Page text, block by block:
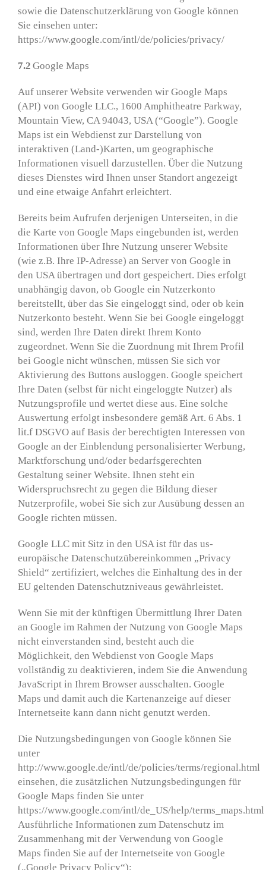
sowie die Datenschutzerklärung von Google können
Sie einsehen unter:
https://www.google.com/intl/de/policies/privacy/
7.2 Google Maps
Auf unserer Website verwenden wir Google Maps
(API) von Google LLC., 1600 Amphitheatre Parkway,
Mountain View, CA 94043, USA (“Google”). Google
Maps ist ein Webdienst zur Darstellung von
interaktiven (Land-)Karten, um geographische
Informationen visuell darzustellen. Über die Nutzung
dieses Dienstes wird Ihnen unser Standort angezeigt
und eine etwaige Anfahrt erleichtert.
Bereits beim Aufrufen derjenigen Unterseiten, in die
die Karte von Google Maps eingebunden ist, werden
Informationen über Ihre Nutzung unserer Website
(wie z.B. Ihre IP-Adresse) an Server von Google in
den USA übertragen und dort gespeichert. Dies erfolgt
unabhängig davon, ob Google ein Nutzerkonto
bereitstellt, über das Sie eingeloggt sind, oder ob kein
Nutzerkonto besteht. Wenn Sie bei Google eingeloggt
sind, werden Ihre Daten direkt Ihrem Konto
zugeordnet. Wenn Sie die Zuordnung mit Ihrem Profil
bei Google nicht wünschen, müssen Sie sich vor
Aktivierung des Buttons ausloggen. Google speichert
Ihre Daten (selbst für nicht eingeloggte Nutzer) als
Nutzungsprofile und wertet diese aus. Eine solche
Auswertung erfolgt insbesondere gemäß Art. 6 Abs. 1
lit.f DSGVO auf Basis der berechtigten Interessen von
Google an der Einblendung personalisierter Werbung,
Marktforschung und/oder bedarfsgerechten
Gestaltung seiner Website. Ihnen steht ein
Widerspruchsrecht zu gegen die Bildung dieser
Nutzerprofile, wobei Sie sich zur Ausübung dessen an
Google richten müssen.
Google LLC mit Sitz in den USA ist für das us-
europäische Datenschutzübereinkommen „Privacy
Shield“ zertifiziert, welches die Einhaltung des in der
EU geltenden Datenschutzniveaus gewährleistet.
Wenn Sie mit der künftigen Übermittlung Ihrer Daten
an Google im Rahmen der Nutzung von Google Maps
nicht einverstanden sind, besteht auch die
Möglichkeit, den Webdienst von Google Maps
vollständig zu deaktivieren, indem Sie die Anwendung
JavaScript in Ihrem Browser ausschalten. Google
Maps und damit auch die Kartenanzeige auf dieser
Internetseite kann dann nicht genutzt werden.
Die Nutzungsbedingungen von Google können Sie
unter
http://www.google.de/intl/de/policies/terms/regional.html
einsehen, die zusätzlichen Nutzungsbedingungen für
Google Maps finden Sie unter
https://www.google.com/intl/de_US/help/terms_maps.html
Ausführliche Informationen zum Datenschutz im
Zusammenhang mit der Verwendung von Google
Maps finden Sie auf der Internetseite von Google
(„Google Privacy Policy“):